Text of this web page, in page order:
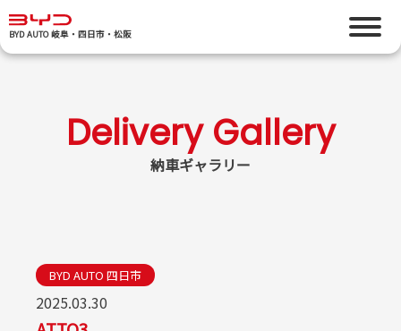
BYD AUTO 岐阜・四日市・松阪
納車ギャラリー
BYD AUTO 四日市
2025.03.30